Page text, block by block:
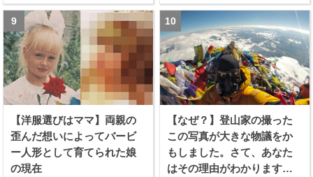
【洋服選びはママ】両親の
歪んだ想いによってバービ
ー人形として育てられた娘
の現在
【なぜ？】登山家の撮った
この写真が大きな物議をか
もしました。さて、あなた
はその理由がわかります